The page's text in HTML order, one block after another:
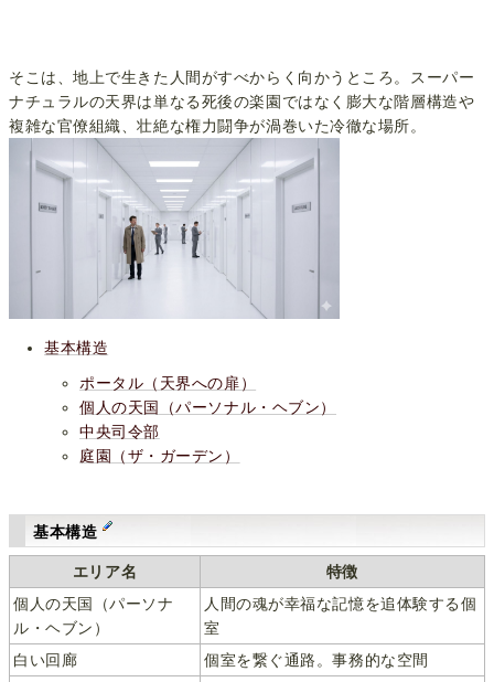
そこは、地上で生きた人間がすべからく向かうところ。スーパー
ナチュラルの天界は単なる死後の楽園ではなく膨大な階層構造や
複雑な官僚組織、壮絶な権力闘争が渦巻いた冷徹な場所。
基本構造
ポータル（天界への扉）
個人の天国（パーソナル・ヘブン）
中央司令部
庭園（ザ・ガーデン）
基本構造
エリア名
特徴
個人の天国（パーソナ
ル・ヘブン）
人間の魂が幸福な記憶を追体験する個
室
白い回廊
個室を繋ぐ通路。事務的な空間